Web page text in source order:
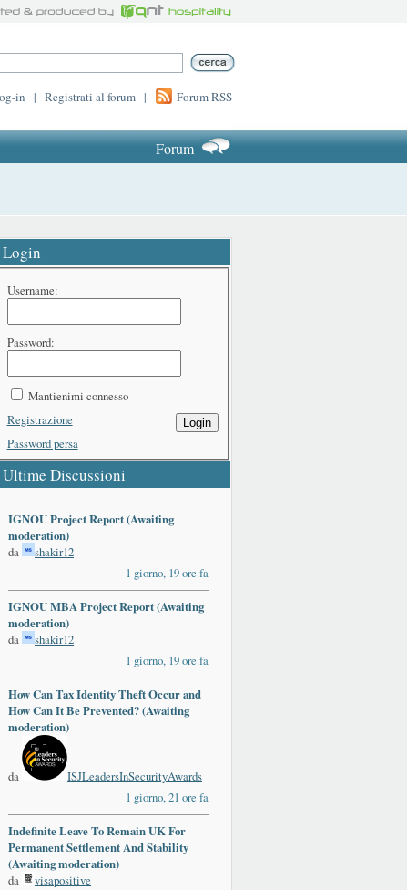
in | Registrati al forum | Forum RSS
Forum
Login
Username:
Password:
Mantienimi connesso
Login
Registrazione
Password persa
Ultime Discussioni
IGNOU Project Report (Awaiting
moderation)
da
shakir12
1 giorno, 19 ore fa
IGNOU MBA Project Report (Awaiting
moderation)
da
shakir12
1 giorno, 19 ore fa
How Can Tax Identity Theft Occur and
How Can It Be Prevented? (Awaiting
moderation)
da
ISJLeadersInSecurityAwards
1 giorno, 21 ore fa
Indefinite Leave To Remain UK For
Permanent Settlement And Stability
(Awaiting moderation)
da
visapositive